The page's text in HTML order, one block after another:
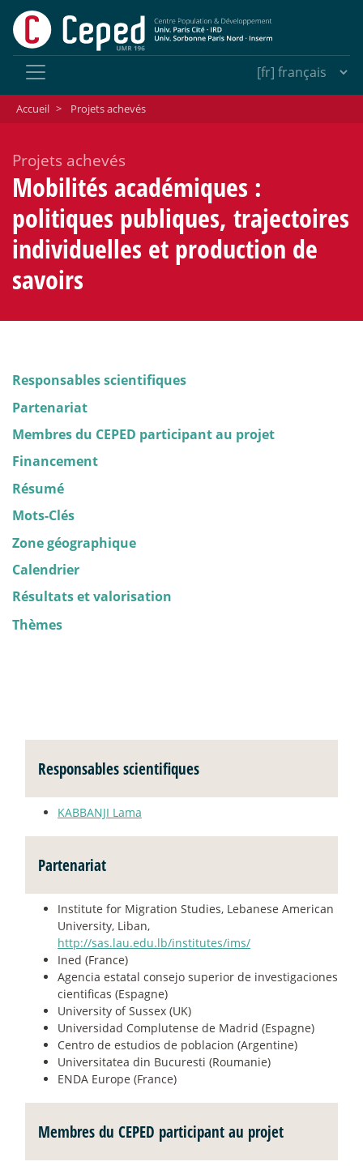
Accueil > Projets achevés
Projets achevés
Mobilités académiques :
politiques publiques, trajectoires
individuelles et production de
savoirs
Responsables scientifiques
Partenariat
Membres du CEPED participant au projet
Financement
Résumé
Mots-Clés
Zone géographique
Calendrier
Résultats et valorisation
Thèmes
Responsables scientifiques
KABBANJI Lama
Partenariat
Institute for Migration Studies, Lebanese American
University, Liban,
http://sas.lau.edu.lb/institutes/ims/
Ined (France)
Agencia estatal consejo superior de investigaciones
cientificas (Espagne)
University of Sussex (UK)
Universidad Complutense de Madrid (Espagne)
Centro de estudios de poblacion (Argentine)
Universitatea din Bucuresti (Roumanie)
ENDA Europe (France)
Membres du CEPED participant au projet